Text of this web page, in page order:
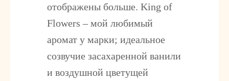
отображены больше. King of
Flowers – мой любимый
аромат у марки; идеальное
созвучие засахаренной ванили
и воздушной цветущей